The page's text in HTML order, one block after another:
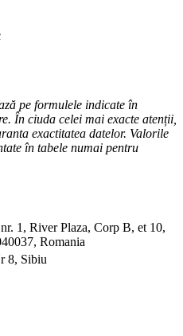
pe formulele indicate în
În ciuda celei mai exacte atenții,
exactitatea datelor. Valorile
în tabele numai pentru
1, River Plaza, Corp B, et 10,
Romania
8, Sibiu